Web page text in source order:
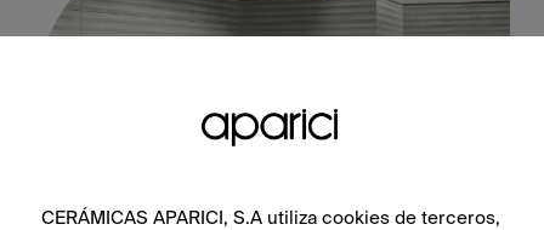
CERÁMICAS APARICI, S.A utiliza cookies de terceros,